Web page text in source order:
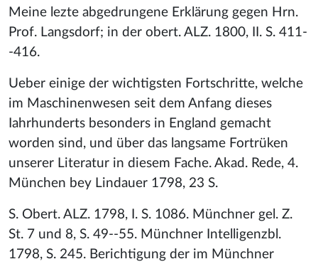
Meine lezte abgedrungene Erklärung gegen Hrn.
Prof. Langsdorf; in der obert. ALZ. 1800, II. S. 411-
-416.
Ueber einige der wichtigsten Fortschritte, welche
im Maschinenwesen seit dem Anfang dieses
Iahrhunderts besonders in England gemacht
worden sind, und über das langsame Fortrüken
unserer Literatur in diesem Fache. Akad. Rede, 4.
München bey Lindauer 1798, 23 S.
S. Obert. ALZ. 1798, I. S. 1086. Münchner gel. Z.
St. 7 und 8, S. 49--55. Münchner Intelligenzbl.
1798, S. 245. Berichtigung der im Münchner